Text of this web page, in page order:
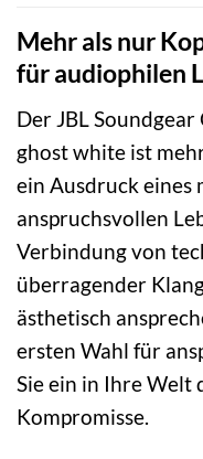
Mehr als nur
für audiophilen
Der JBL
ghost white ist
ein Ausdruck eines
anspruchsvollen
Verbindung von
überragender
ästhetisch
ersten Wahl für
Sie ein in Ihre Welt
Kompromisse.